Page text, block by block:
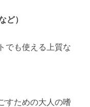
ど）
でも使える上質な
すための大人の嗜